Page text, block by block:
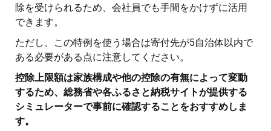
除を受けられるため、会社員でも手間をかけずに活用
できます。
ただし、この特例を使う場合は寄付先が5自治体以内で
ある必要がある点に注意してください。
控除上限額は家族構成や他の控除の有無によって変動
するため、総務省や各ふるさと納税サイトが提供する
シミュレーターで事前に確認することをおすすめしま
す。